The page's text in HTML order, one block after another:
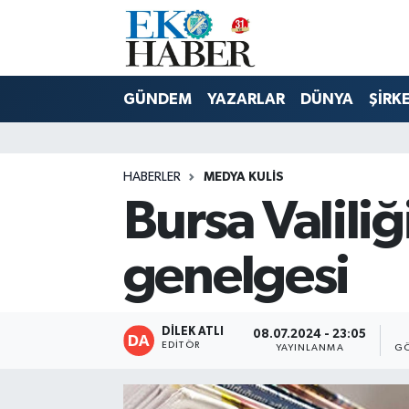
GÜNDEM YAZARLAR DÜNYA
HABERLER MEDYA KULIS
Bursa
genelgesi
DİLEK ATLI
EDITÖR
08.07.2024 - 23:05
YAYINLANMA
Hava Durumu
Tüm Manşetler
Haber Arşivi